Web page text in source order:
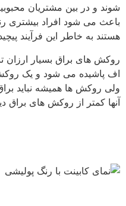
شوند و در بین مشتریان
باعث می شود افراد بیشتری
هستند به خاطر این فرآیند
روکش های براق بسیار ارزان
اف پاشیده می شود و یک
ولی روکش ها همیشه نباید
آنها کمتر از روکش های براق